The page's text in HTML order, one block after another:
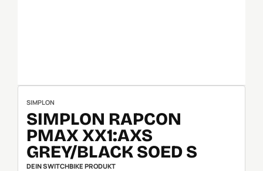
SIMPLON
SIMPLON RAPCON
PMAX XX1:AXS
GREY/BLACK SOED S
DEIN SWITCHBIKE PRODUKT